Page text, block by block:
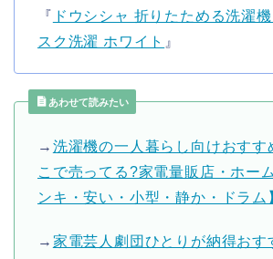
『 ドウシシャ 折りたためる洗濯
スク洗濯 ホワイト 』
あわせて読みたい
→ 洗濯機の一人暮らし向けおすす
こで売ってる?家電量販店・ホー
ンキ・安い・小型・静か・ドラム
→ 家電芸人劇団ひとりが納得おす